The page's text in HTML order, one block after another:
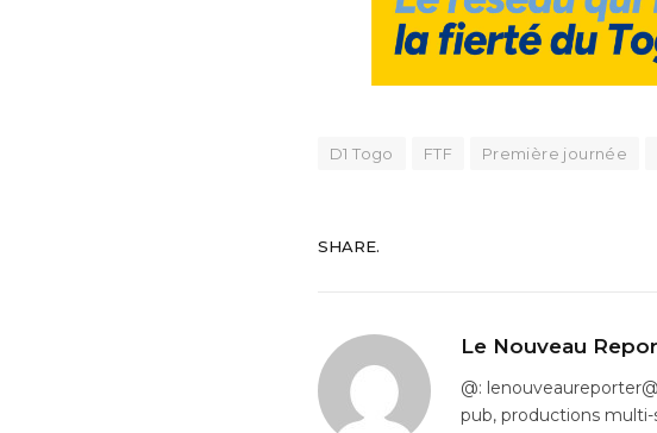
D1 Togo FTF Première journée
SHARE.
Le Nouveau
@:
pub, productions multi-